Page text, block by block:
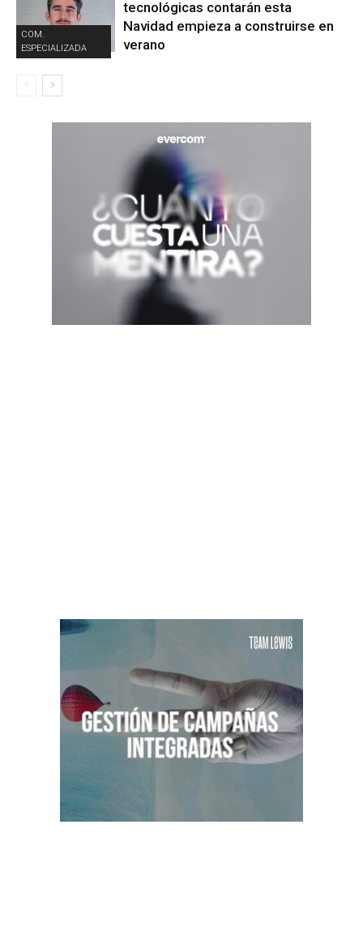
COM.
ESPECIALIZADA
tecnológicas contarán esta
Navidad empieza a construirse en
verano